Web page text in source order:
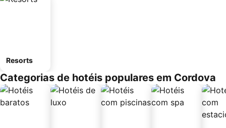
Resorts
Categorias de hotéis populares em Cordova